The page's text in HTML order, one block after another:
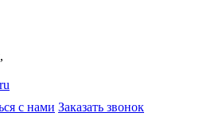
с нами Заказать звонок